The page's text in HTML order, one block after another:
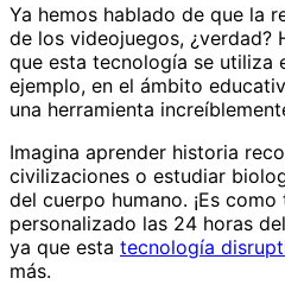
Ya hemos hablado de que la
de los videojuegos, ¿verdad?
que esta tecnología se utiliza
ejemplo, en el ámbito
una herramienta
Imagina aprender historia
civilizaciones o estudiar
del cuerpo humano. ¡Es
personalizado las 24 horas
ya que esta tecnología
más.